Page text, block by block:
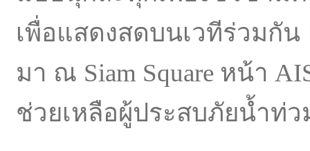
เพื่อแสดงสดบนเวทีร่วมกั
มา ณ Siam Square หน้า
ช่วยเหลือผู้ประสบภัยน้ำท่